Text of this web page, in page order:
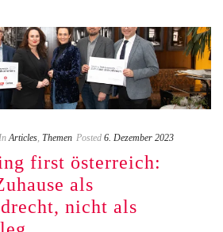
Articles, Themen Posted 6. Dezember 2023
first österreich:
als
nicht als